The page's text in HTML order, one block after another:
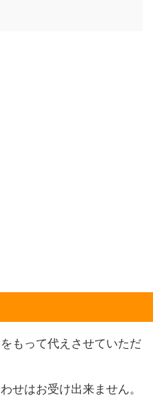
もって代えさせていただ
せはお受け出来ません。